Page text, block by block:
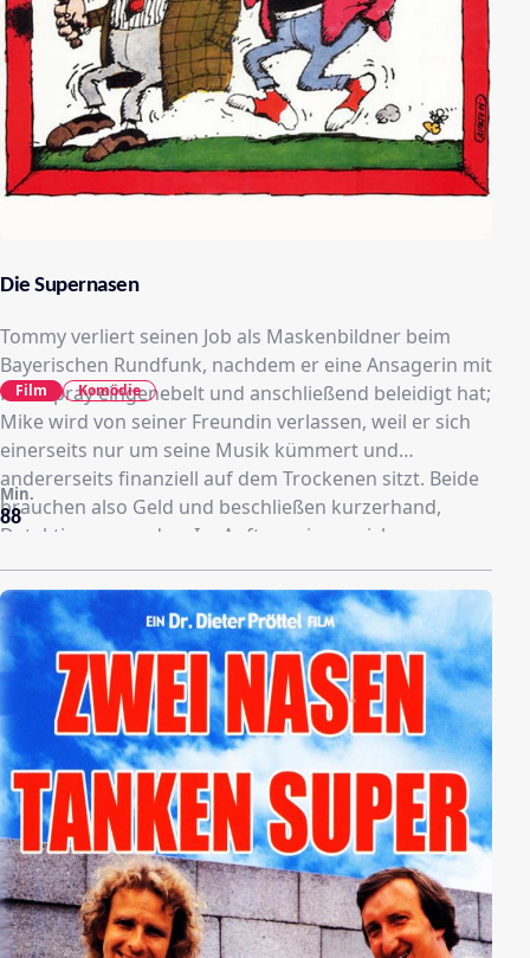
Die Supernasen
Tommy verliert seinen Job als Maskenbildner beim
Bayerischen Rundfunk, nachdem er eine Ansagerin mit
Haarspray eingenebelt und anschließend beleidigt hat;
Mike wird von seiner Freundin verlassen, weil er sich
einerseits nur um seine Musik kümmert und
andererseits finanziell auf dem Trockenen sitzt. Beide
brauchen also Geld und beschließen kurzerhand,
Detektive zu werden. Im Auftrag eines reichen
Industriellen sollen sie dessen Frau beschatten und
Fotos davon machen, wie diese fremdgeht. Also reisen
Mike und Tommy nach Bad Spänzer, wo sich die Dame
aufhält. Doch die ist treu wie Gold, worauf ihr Mike als
verkleideter Preuße Avancen macht, damit Tommy die
geforderten Fotos machen kann. Doch auch Tommy
muss schon bald in ein Kostüm schlüpfen: Da Tommy
einem arabischen Scheich täuschend ähnlich sieht,
wird er vom Geheimdienst des Scheichs engagiert, um
diesen zu doubeln. Was Tommy nicht weiß: Attentäter
wollen den Scheich unbedingt töten …
88
Min.
Film Komödie